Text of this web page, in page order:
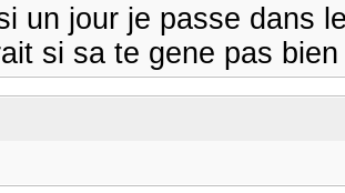
un jour je passe dans
si sa te gene pas